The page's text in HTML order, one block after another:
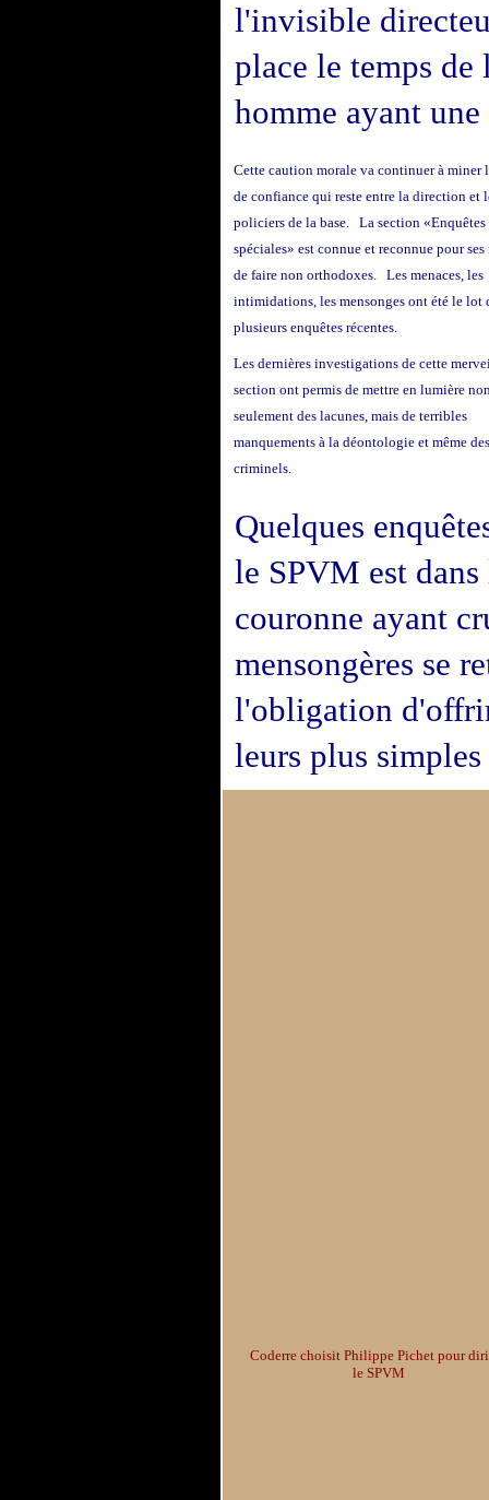
l'invisible
place le temps
homme ayant
Cette caution morale va continuer à miner
de confiance qui reste entre la direction et
policiers de la base. La section «Enquêtes
spéciales» est connue et reconnue pour ses
de faire non orthodoxes. Les menaces, les
intimidations, les mensonges ont été le lot
plusieurs enquêtes récentes.
Les dernières investigations de cette
section ont permis de mettre en lumière
seulement des lacunes, mais de terribles
manquements à la déontologie et même
criminels.
Quelques
le SPVM est
couronne ayant
mensongères se
l'obligation d'offrir
leurs plus
Coderre choisit Philippe Pichet pour
le SPVM